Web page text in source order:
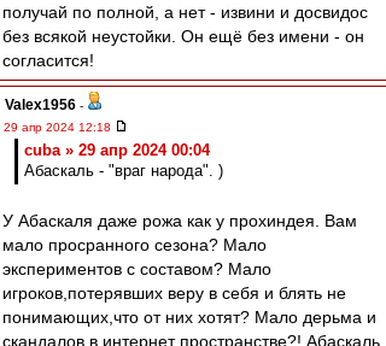
получай по полной, а нет - извини и досвидос
без всякой неустойки. Он ещё без имени - он
согласится!
Valex1956 -
29 апр 2024 12:18
cuba » 29 апр 2024 00:04
Абаскаль - "враг народа". )
У Абаскаля даже рожа как у прохиндея. Вам
мало просранного сезона? Мало
экспериментов с составом? Мало
игроков,потерявших веру в себя и блять не
понимающих,что от них хотят? Мало дерьма и
скандалов в интернет пространстве?! Абаскаль